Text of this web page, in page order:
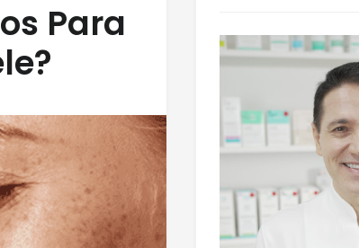
Para